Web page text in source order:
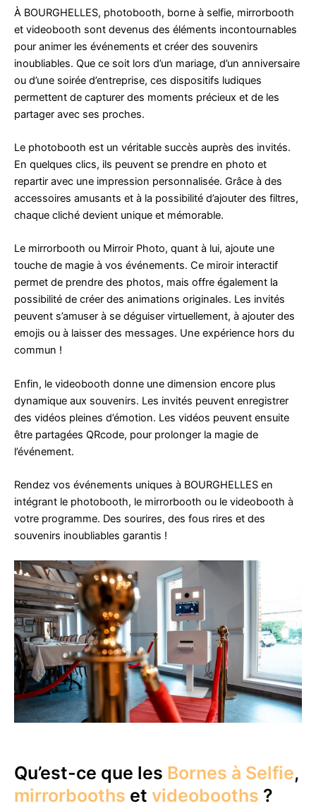
À BOURGHELLES, photobooth, borne à selfie, mirrorbooth
et videobooth sont devenus des éléments incontournables
pour animer les événements et créer des souvenirs
inoubliables. Que ce soit lors d’un mariage, d’un anniversaire
ou d’une soirée d’entreprise, ces dispositifs ludiques
permettent de capturer des moments précieux et de les
partager avec ses proches.
Le photobooth est un véritable succès auprès des invités.
En quelques clics, ils peuvent se prendre en photo et
repartir avec une impression personnalisée. Grâce à des
accessoires amusants et à la possibilité d’ajouter des filtres,
chaque cliché devient unique et mémorable.
Le mirrorbooth ou Mirroir Photo, quant à lui, ajoute une
touche de magie à vos événements. Ce miroir interactif
permet de prendre des photos, mais offre également la
possibilité de créer des animations originales. Les invités
peuvent s’amuser à se déguiser virtuellement, à ajouter des
emojis ou à laisser des messages. Une expérience hors du
commun !
Enfin, le videobooth donne une dimension encore plus
dynamique aux souvenirs. Les invités peuvent enregistrer
des vidéos pleines d’émotion. Les vidéos peuvent ensuite
être partagées QRcode, pour prolonger la magie de
l’événement.
Rendez vos événements uniques à BOURGHELLES en
intégrant le photobooth, le mirrorbooth ou le videobooth à
votre programme. Des sourires, des fous rires et des
souvenirs inoubliables garantis !
Qu’est-ce que les Bornes à Selfie,
mirrorbooths et videobooths ?